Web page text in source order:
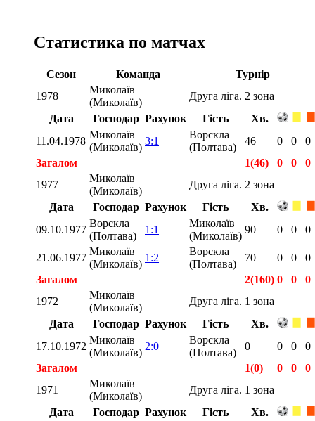
Статистика по матчах
Сезон Команда
Турнір
1978
Миколаїв
(Миколаїв)
Друга ліга. 2 зона
Дата
Господар Рахунок Гість
Хв.
11.04.1978
Миколаїв
(Миколаїв)
3:1
Ворскла
(Полтава)
46 0 0
0
Загалом
1(46) 0 0
0
1977
Миколаїв
(Миколаїв)
Друга ліга. 2 зона
Дата
Господар Рахунок Гість
Хв.
09.10.1977
Ворскла
(Полтава)
1:1
Миколаїв
(Миколаїв)
90 0 0 0
21.06.1977
Миколаїв
(Миколаїв)
1:2
Ворскла
(Полтава)
70 0 0
0
Загалом
2(160) 0 0
0
1972
Миколаїв
(Миколаїв)
Друга ліга. 1 зона
Дата
Господар Рахунок Гість
Хв.
17.10.1972
Миколаїв
(Миколаїв)
2:0
Ворскла
(Полтава)
0 0 0
0
Загалом
1(0) 0 0
0
1971
Миколаїв
(Миколаїв)
Друга ліга. 1 зона
Дата
Господар Рахунок Гість
Хв.